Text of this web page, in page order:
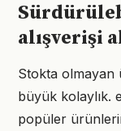
alışverişi
Stokta olmayan
büyük kolaylık.
popüler